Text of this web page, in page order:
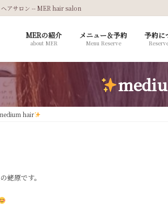
アサロン -- MER hair salon
MERの紹介
about MER
メニュー＆予約
Menu Reserve
予約に
hair
原です。